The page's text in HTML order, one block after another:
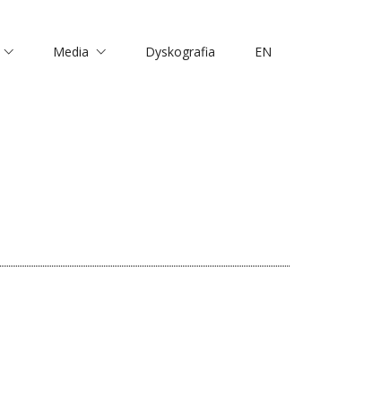
Media Dyskografia EN